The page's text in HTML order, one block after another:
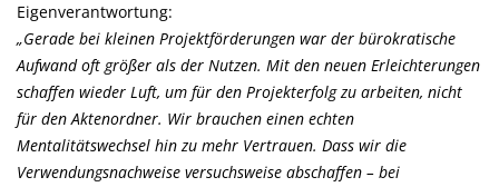
Eigenverantwortung:
Gerade bei kleinen Projektförderungen war der bürokratische
Aufwand oft größer als der Nutzen. Mit den neuen Erleichterungen
schaffen wieder Luft, um für den Projekterfolg zu arbeiten, nicht
für den Aktenordner. Wir brauchen einen echten
Mentalitätswechsel hin zu mehr Vertrauen. Dass wir die
Verwendungsnachweise versuchsweise abschaffen – bei